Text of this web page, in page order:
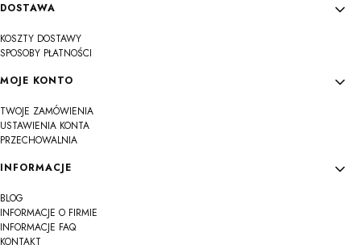
DOSTAWA
KOSZTY DOSTAWY
SPOSOBY PŁATNOŚCI
MOJE KONTO
TWOJE ZAMÓWIENIA
USTAWIENIA KONTA
PRZECHOWALNIA
INFORMACJE
BLOG
INFORMACJE O FIRMIE
INFORMACJE FAQ
KONTAKT